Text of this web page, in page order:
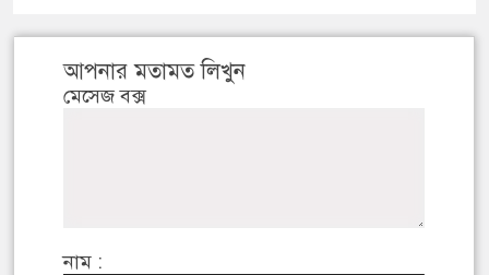
আপনার মতামত লিখুন
মেসেজ বক্স
নাম :